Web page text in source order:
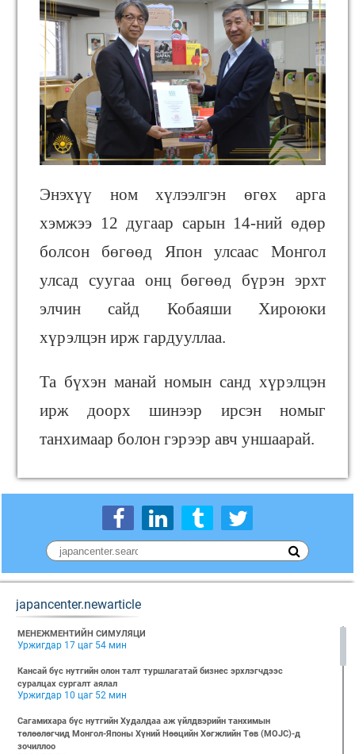
Энэхүү ном хүлээлгэн өгөх арга
хэмжээ 12 дугаар сарын 14-ний өдөр
болсон бөгөөд Япон улсаас Монгол
улсад суугаа онц бөгөөд бүрэн эрхт
элчин сайд Кобаяши Хироюки
хүрэлцэн ирж гардууллаа.
Та бүхэн манай номын санд хүрэлцэн
ирж доорх шинээр ирсэн номыг
танхимаар болон гэрээр авч уншаарай.
japancenter.newarticle
МЕНЕЖМЕНТИЙН СИМУЛЯЦИ
Уржигдар 17 цаг 54 мин
Кансай бүс нутгийн олон талт туршлагатай бизнес эрхлэгчдээс
суралцах сургалт аялал
Уржигдар 10 цаг 52 мин
Сагамихара бүс нутгийн Худалдаа аж үйлдвэрийн танхимын
төлөөлөгчид Монгол-Японы Хүний Нөөцийн Хөгжлийн Төв (MOJC)-д
зочиллоо